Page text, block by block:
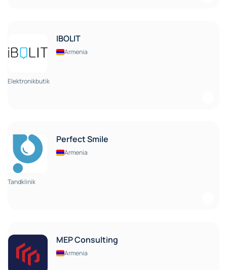
IBOLIT
Armenia
Elektronikbutik
Perfect Smile
Armenia
Tandklinik
MEP Consulting
Armenia